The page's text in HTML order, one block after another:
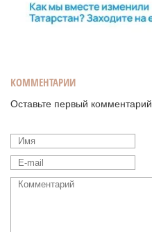
КОММЕНТАРИИ
Оставьте первый комментарий